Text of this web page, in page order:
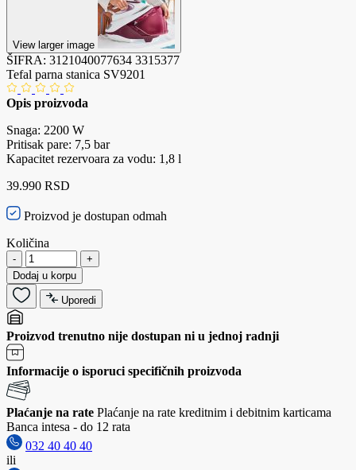
View larger image
ŠIFRA: 3121040077634 3315377
Tefal parna stanica SV9201
Opis proizvoda
Snaga: 2200 W
Pritisak pare: 7,5 bar
Kapacitet rezervoara za vodu: 1,8 l
39.990 RSD
Proizvod je dostupan odmah
Količina
-
+
Dodaj u korpu
Uporedi
Proizvod trenutno nije dostupan ni u jednoj radnji
Informacije o isporuci specifičnih proizvoda
Plaćanje na rate Plaćanje na rate kreditnim i debitnim karticama
Banca intesa - do 12 rata
032 40 40 40
ili